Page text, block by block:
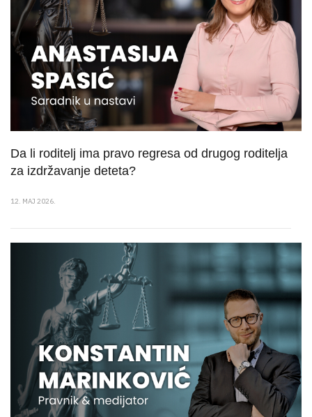
Da li roditelj ima pravo regresa od drugog roditelja
za izdržavanje deteta?
12. MAJ 2026.